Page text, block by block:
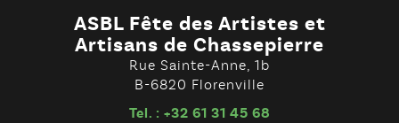
ASBL Fête des Artistes et
Artisans de Chassepierre
Rue Sainte-Anne, 1b
B-6820 Florenville
Tel. : +32 61 31 45 68